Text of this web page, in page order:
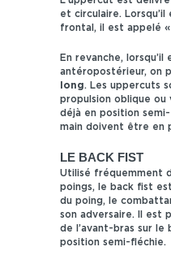
et circulaire.
frontal, il est appelé «
En revanche, lorsqu’il
antéropostérieur, on
long. Les uppercuts
propulsion oblique
déjà en position
main doivent être en
LE BACK FIST
Utilisé fréquemment
poings, le back fist
du poing, le
son adversaire. Il est
de l’avant-bras sur le
position semi-fléchie.